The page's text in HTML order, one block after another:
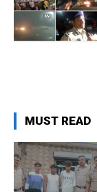
MUST READ